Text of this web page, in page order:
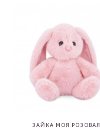
ЗАЙКА МОЯ РОЗОВАЯ